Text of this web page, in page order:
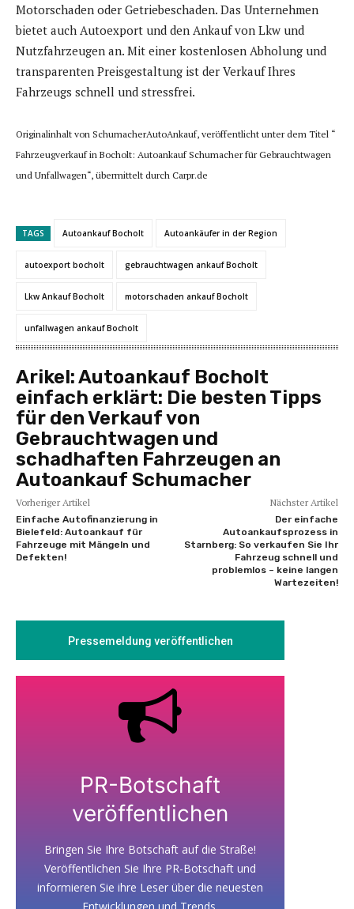
Motorschaden oder Getriebeschaden. Das Unternehmen
bietet auch Autoexport und den Ankauf von Lkw und
Nutzfahrzeugen an. Mit einer kostenlosen Abholung und
transparenten Preisgestaltung ist der Verkauf Ihres
Fahrzeugs schnell und stressfrei.
Originalinhalt von SchumacherAutoAnkauf, veröffentlicht unter dem Titel “
Fahrzeugverkauf in Bocholt: Autoankauf Schumacher für Gebrauchtwagen
und Unfallwagen“, übermittelt durch Carpr.de
TAGS Autoankauf Bocholt Autoankäufer in der Region
autoexport bocholt gebrauchtwagen ankauf Bocholt
Lkw Ankauf Bocholt motorschaden ankauf Bocholt
unfallwagen ankauf Bocholt
Arikel:Autoankauf Bocholt
einfach erklärt: Die besten Tipps
für den Verkauf von
Gebrauchtwagen und
schadhaften Fahrzeugen an
Autoankauf Schumacher
Vorheriger Artikel
Einfache Autofinanzierung in
Bielefeld: Autoankauf für
Fahrzeuge mit Mängeln und
Defekten!
Nächster Artikel
Der einfache
Autoankaufsprozess in
Starnberg: So verkaufen Sie Ihr
Fahrzeug schnell und
problemlos – keine langen
Wartezeiten!
Pressemeldung veröffentlichen
PR-Botschaft
veröffentlichen
Bringen Sie Ihre Botschaft auf die Straße!
Veröffentlichen Sie Ihre PR-Botschaft und
informieren Sie ihre Leser über die neuesten